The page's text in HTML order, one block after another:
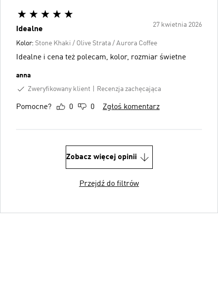
27 kwietnia 2026
Idealne
Kolor: Stone Khaki / Olive Strata / Aurora Coffee
Idealne i cena też polecam, kolor, rozmiar świetne
anna
Zweryfikowany klient
Recenzja zachęcająca
Pomocne? 0 0 Zgłoś komentarz
Zobacz więcej opinii
Przejdź do filtrów